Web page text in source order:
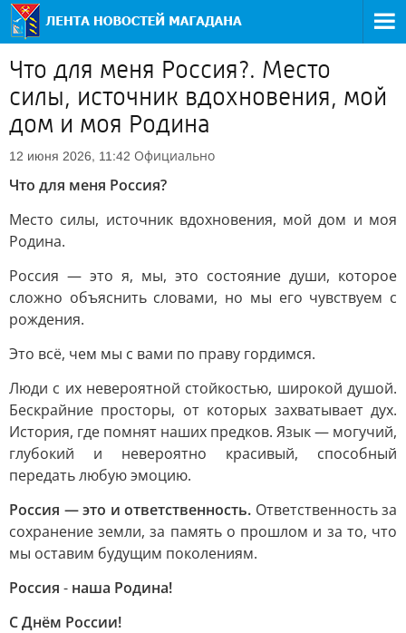
Что для меня Россия?. Место
силы, источник вдохновения, мой
дом и моя Родина
12 июня 2026, 11:42 Официально
Что для меня Россия?
Место силы, источник вдохновения, мой дом и моя
Родина.
Россия — это я, мы, это состояние души, которое
сложно объяснить словами, но мы его чувствуем с
рождения.
Это всё, чем мы с вами по праву гордимся.
Люди с их невероятной стойкостью, широкой душой.
Бескрайние просторы, от которых захватывает дух.
История, где помнят наших предков. Язык — могучий,
глубокий и невероятно красивый, способный
передать любую эмоцию.
Россия — это и ответственность. Ответственность за
сохранение земли, за память о прошлом и за то, что
мы оставим будущим поколениям.
Россия - наша Родина!
С Днём России!